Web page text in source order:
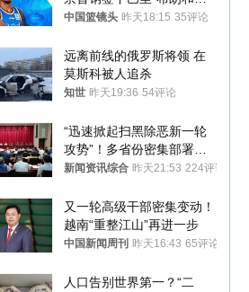
普森
中国篮镜头 昨天18:15 35评论
远离前线的俄罗斯将领 在
莫斯科被人追杀
知世 昨天19:36 54评论
“迅速掀起扫黑除恶新一轮
攻势”！多省份密集部署，
公布举报方式
新闻资讯综合 昨天21:53 224评论
又一轮高级干部密集变动！
越南“重整江山”再进一步
中国新闻周刊 昨天16:43 65评论
人口告别世界第一？“二